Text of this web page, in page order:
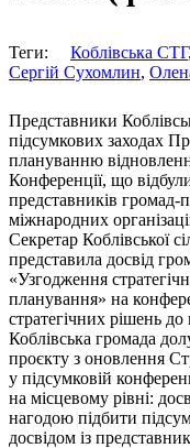
Теги: Коблівська СТГ,
Сергій Сухомлин,
Представники
підсумкових заходах
плануванню
Конференції, що
представників громад-
міжнародних
Секретар Коблівської
представила досвід
«Узгодження
планування» на
стратегічних рішень
Коблівська громада
проєкту з оновлення
у підсумковій
на місцевому рівні:
нагодою підбити
досвідом із